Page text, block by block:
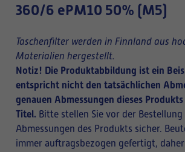
360/6 ePM10 50% (M5)
Taschenfilter werden in Finnland aus
Materialien hergestellt.
Notiz! Die Produktabbildung ist ein
entspricht nicht den tatsächlichen
genauen Abmessungen dieses
Titel. Bitte stellen Sie vor der
Abmessungen des Produkts sicher.
immer auftragsbezogen gefertigt,